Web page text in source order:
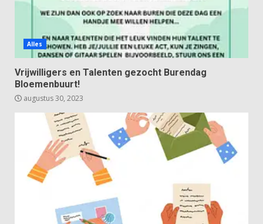
Alles
Vrijwilligers en Talenten gezocht Burendag
Bloemenbuurt!
augustus 30, 2023